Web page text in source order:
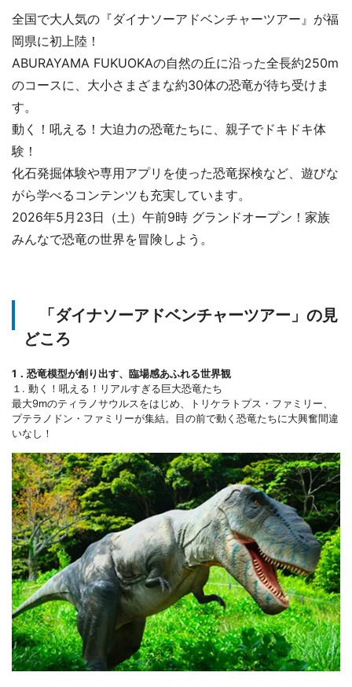
全国で大人気の『ダイナソーアドベンチャーツアー』が福
岡県に初上陸！
ABURAYAMA FUKUOKAの自然の丘に沿った全長約250m
のコースに、大小さまざまな約30体の恐竜が待ち受けま
す。
動く！吼える！大迫力の恐竜たちに、親子でドキドキ体
験！
化石発掘体験や専用アプリを使った恐竜探検など、遊びな
がら学べるコンテンツも充実しています。
2026年5月23日（土）午前9時 グランドオープン！家族
みんなで恐竜の世界を冒険しよう。
「ダイナソーアドベンチャーツアー」の見
どころ
1．恐竜模型が創り出す、臨場感あふれる世界観
１. 動く！吼える！リアルすぎる巨大恐竜たち
最大9mのティラノサウルスをはじめ、トリケラトプス・ファミリー、
プテラノドン・ファミリーが集結。目の前で動く恐竜たちに大興奮間違
いなし！